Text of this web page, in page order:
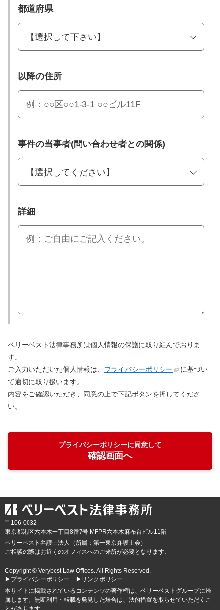
都道府県
以降の住所
事件の当事者(問い合わせ者との関係)
詳細
ベリーベスト法律事務所は個人情報の保護に取り組んでおりま
す。
ご入力いただいた個人情報は、 プライバシーポリシー
に基づい
て適切に取り扱います。
内容をご確認いただき、同意の上で下記ボタンを押してくださ
い。
プライバシーポリシーに同意して
確認画面へ
〒106-0032
東京都港区六本木一丁目8番7号 MFPR六本木麻布台ビル11階
ベリーベスト弁護士法人（所属：第一東京弁護士会）
ご相談の際はお近くのオフィスへのご来所が必要となります。
Copyright © Verybest Law Offices. All Rights Reserved.
▶プライバシーポリシー
▶リンクポリシー
本サイトに掲載されているコンテンツの著作権は、ベリーベストグループに帰
属します。無断利用・転載を発見した場合は、法的措置を取らせていただくこ
とがあります。